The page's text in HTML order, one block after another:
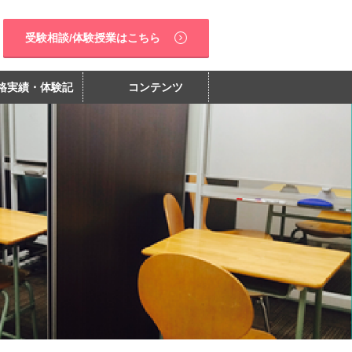
受験相談/体験授業はこちら
実績・体験記 コンテンツ